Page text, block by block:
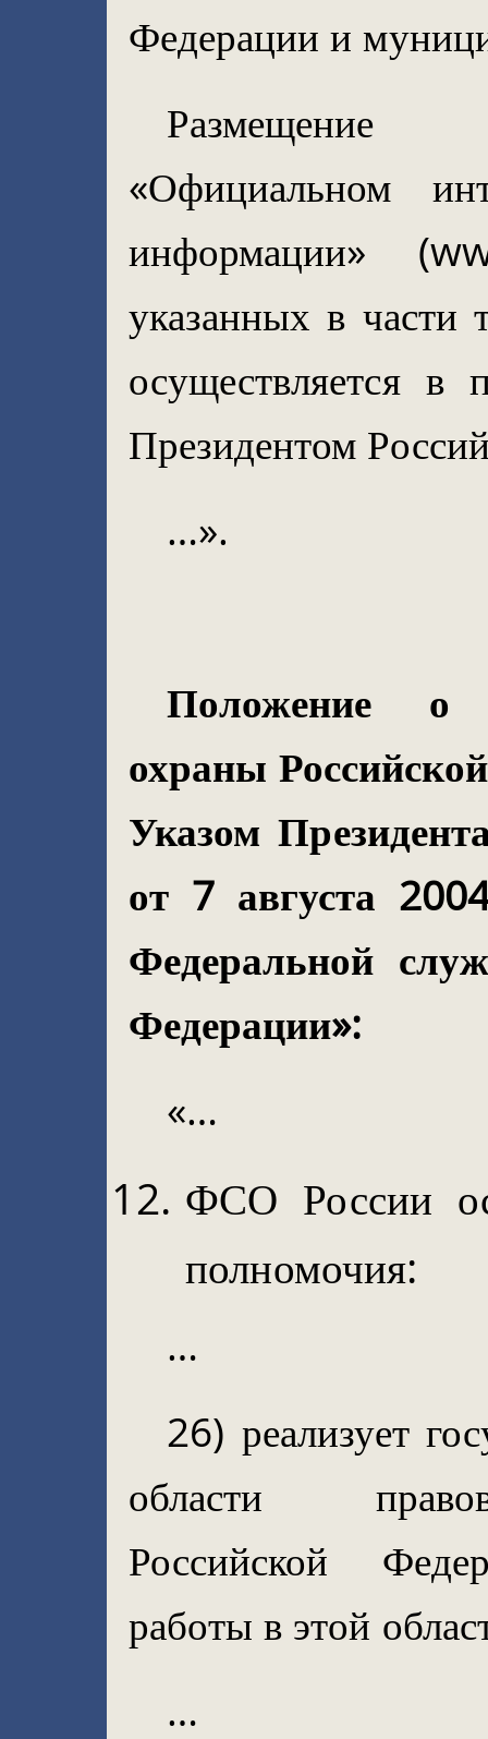
Федерации и
Размещение
«Официальном
информации»
указанных в части
осуществляется в
Президентом
…».
Положение о
охраны
Указом
от 7 августа
Федеральной
Федерации»:
«…
ФСО России
полномочия:
…
26) реализует
области
Российской
работы в этой
…